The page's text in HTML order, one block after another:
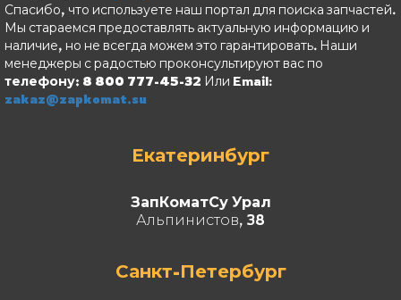
Спасибо, что используете наш портал для поиска запчастей.
Мы стараемся предоставлять актуальную информацию и
наличие, но не всегда можем это гарантировать. Наши
менеджеры с радостью проконсультируют вас по
телефону: 8 800 777-45-32 Или Email:
zakaz@zapkomat.su
Екатеринбург
ЗапКоматСу Урал
Альпинистов, 38
Санкт-Петербург